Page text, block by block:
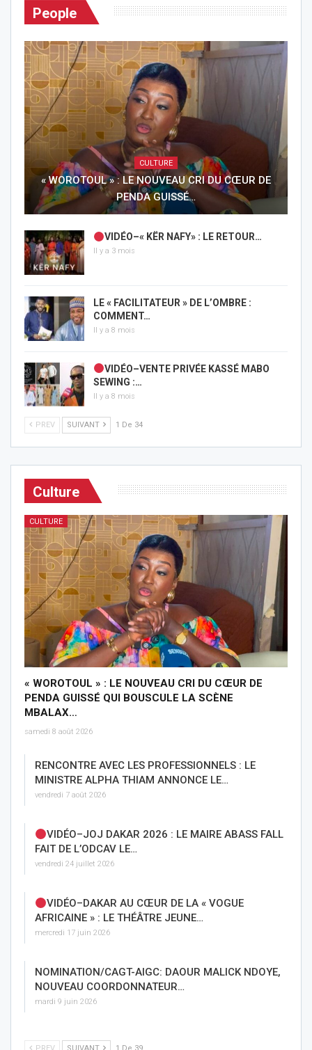
People
CULTURE
« WOROTOUL » : LE NOUVEAU CRI DU CŒUR DE
PENDA GUISSÉ…
VIDÉO–« KËR NAFY» : LE RETOUR…
Il y a 3 mois
LE « FACILITATEUR » DE L’OMBRE :
COMMENT…
Il y a 8 mois
VIDÉO–VENTE PRIVÉE KASSÉ MABO
SEWING :…
Il y a 8 mois
PREV SUIVANT 1 De 34
Culture
CULTURE
« WOROTOUL » : LE NOUVEAU CRI DU CŒUR DE
PENDA GUISSÉ QUI BOUSCULE LA SCÈNE
MBALAX…
samedi 8 août 2026
RENCONTRE AVEC LES PROFESSIONNELS : LE
MINISTRE ALPHA THIAM ANNONCE LE…
vendredi 7 août 2026
VIDÉO–JOJ DAKAR 2026 : LE MAIRE ABASS FALL
FAIT DE L’ODCAV LE…
vendredi 24 juillet 2026
VIDÉO–DAKAR AU CŒUR DE LA « VOGUE
AFRICAINE » : LE THÉÂTRE JEUNE…
mercredi 17 juin 2026
NOMINATION/CAGT-AIGC: DAOUR MALICK NDOYE,
NOUVEAU COORDONNATEUR…
mardi 9 juin 2026